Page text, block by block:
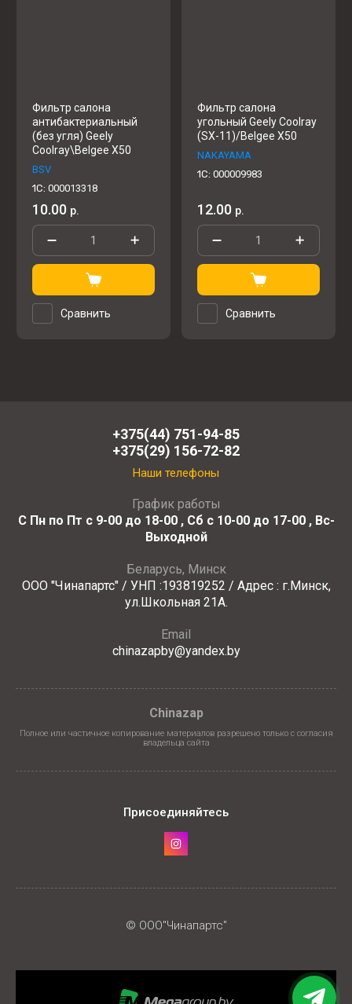
Фильтр салона
антибактериальный
(без угля) Geely
Coolray\Belgee X50
BSV
1C: 000013318
10.00 р.
Сравнить
Фильтр салона
угольный Geely Coolray
(SX-11)/Belgee X50
NAKAYAMA
1C: 000009983
12.00 р.
Сравнить
+375(44) 751-94-85
+375(29) 156-72-82
Наши телефоны
График работы
С Пн по Пт с 9-00 до 18-00 , Сб с 10-00 до 17-00 , Вс-
Выходной
Беларусь, Минск
ООО "Чинапартс" / УНП :193819252 / Адрес : г.Минск,
ул.Школьная 21А.
Email
chinazapby@yandex.by
Chinazap
Полное или частичное копирование материалов разрешено только с согласия
владельца сайта
Присоединяйтесь
© ООО"Чинапартс"